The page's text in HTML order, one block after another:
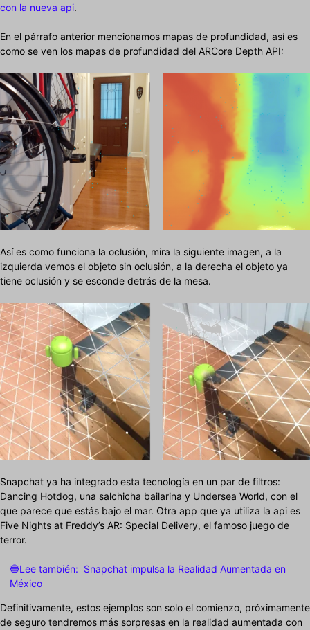
con la nueva api.
En el párrafo anterior mencionamos mapas de profundidad, así es
como se ven los mapas de profundidad del ARCore Depth API:
Así es como funciona la oclusión, mira la siguiente imagen, a la
izquierda vemos el objeto sin oclusión, a la derecha el objeto ya
tiene oclusión y se esconde detrás de la mesa.
Snapchat ya ha integrado esta tecnología en un par de filtros:
Dancing Hotdog, una salchicha bailarina y Undersea World, con el
que parece que estás bajo el mar. Otra app que ya utiliza la api es
Five Nights at Freddy’s AR: Special Delivery, el famoso juego de
terror.
🔵Lee también: Snapchat impulsa la Realidad Aumentada en
México
Definitivamente, estos ejemplos son solo el comienzo, próximamente
de seguro tendremos más sorpresas en la realidad aumentada con